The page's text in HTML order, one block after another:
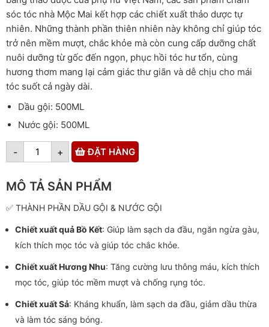
sóc tóc nhà Mộc Mai kết hợp các chiết xuất thảo dược tự
nhiên. Những thành phần thiên nhiên này không chỉ giúp tóc
trở nên mềm mượt, chắc khỏe mà còn cung cấp dưỡng chất
nuôi dưỡng từ gốc đến ngọn, phục hồi tóc hư tổn, cùng
hương thơm mang lại cảm giác thư giãn và dễ chịu cho mái
tóc suốt cả ngày dài.
Dầu gội: 500ML
Nước gội: 500ML
- + ĐẶT HÀNG
MÔ TẢ SẢN PHẨM
✅ THÀNH PHẦN DẦU GỘI & NƯỚC GỘI
Chiết xuất quả Bồ Kết: Giúp làm sạch da đầu, ngăn ngừa gàu,
kích thích mọc tóc và giúp tóc chắc khỏe.
Chiết xuất Hương Nhu: Tăng cường lưu thông máu, kích thích
mọc tóc, giúp tóc mềm mượt và chống rụng tóc.
Chiết xuất Sả: Kháng khuẩn, làm sạch da đầu, giảm dầu thừa
và làm tóc sáng bóng.